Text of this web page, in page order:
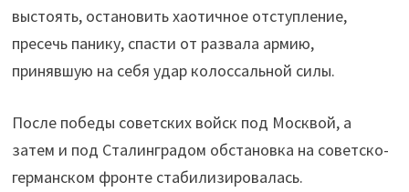
выстоять, остановить хаотичное отступление,
пресечь панику, спасти от развала армию,
принявшую на себя удар колоссальной силы.
После победы советских войск под Москвой, а
затем и под Сталинградом обстановка на советско-
германском фронте стабилизировалась.